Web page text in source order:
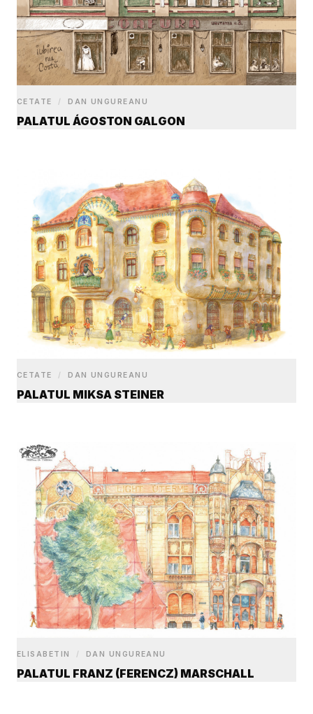
CETATE / DAN UNGUREANU
PALATUL ÁGOSTON GALGON
CETATE / DAN UNGUREANU
PALATUL MIKSA STEINER
ELISABETIN / DAN UNGUREANU
PALATUL FRANZ (FERENCZ) MARSCHALL